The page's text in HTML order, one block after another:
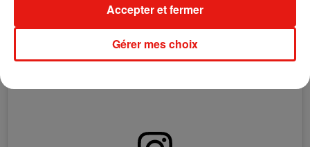
Gérer mes choix
Accepter et fermer